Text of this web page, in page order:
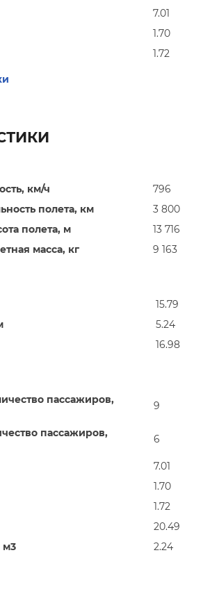
7.01
1.70
1.72
км/ч
796
полета, км
3 800
полета, м
13 716
масса, кг
9 163
15.79
5.24
16.98
пассажиров,
9
пассажиров,
6
7.01
1.70
1.72
20.49
м3
2.24